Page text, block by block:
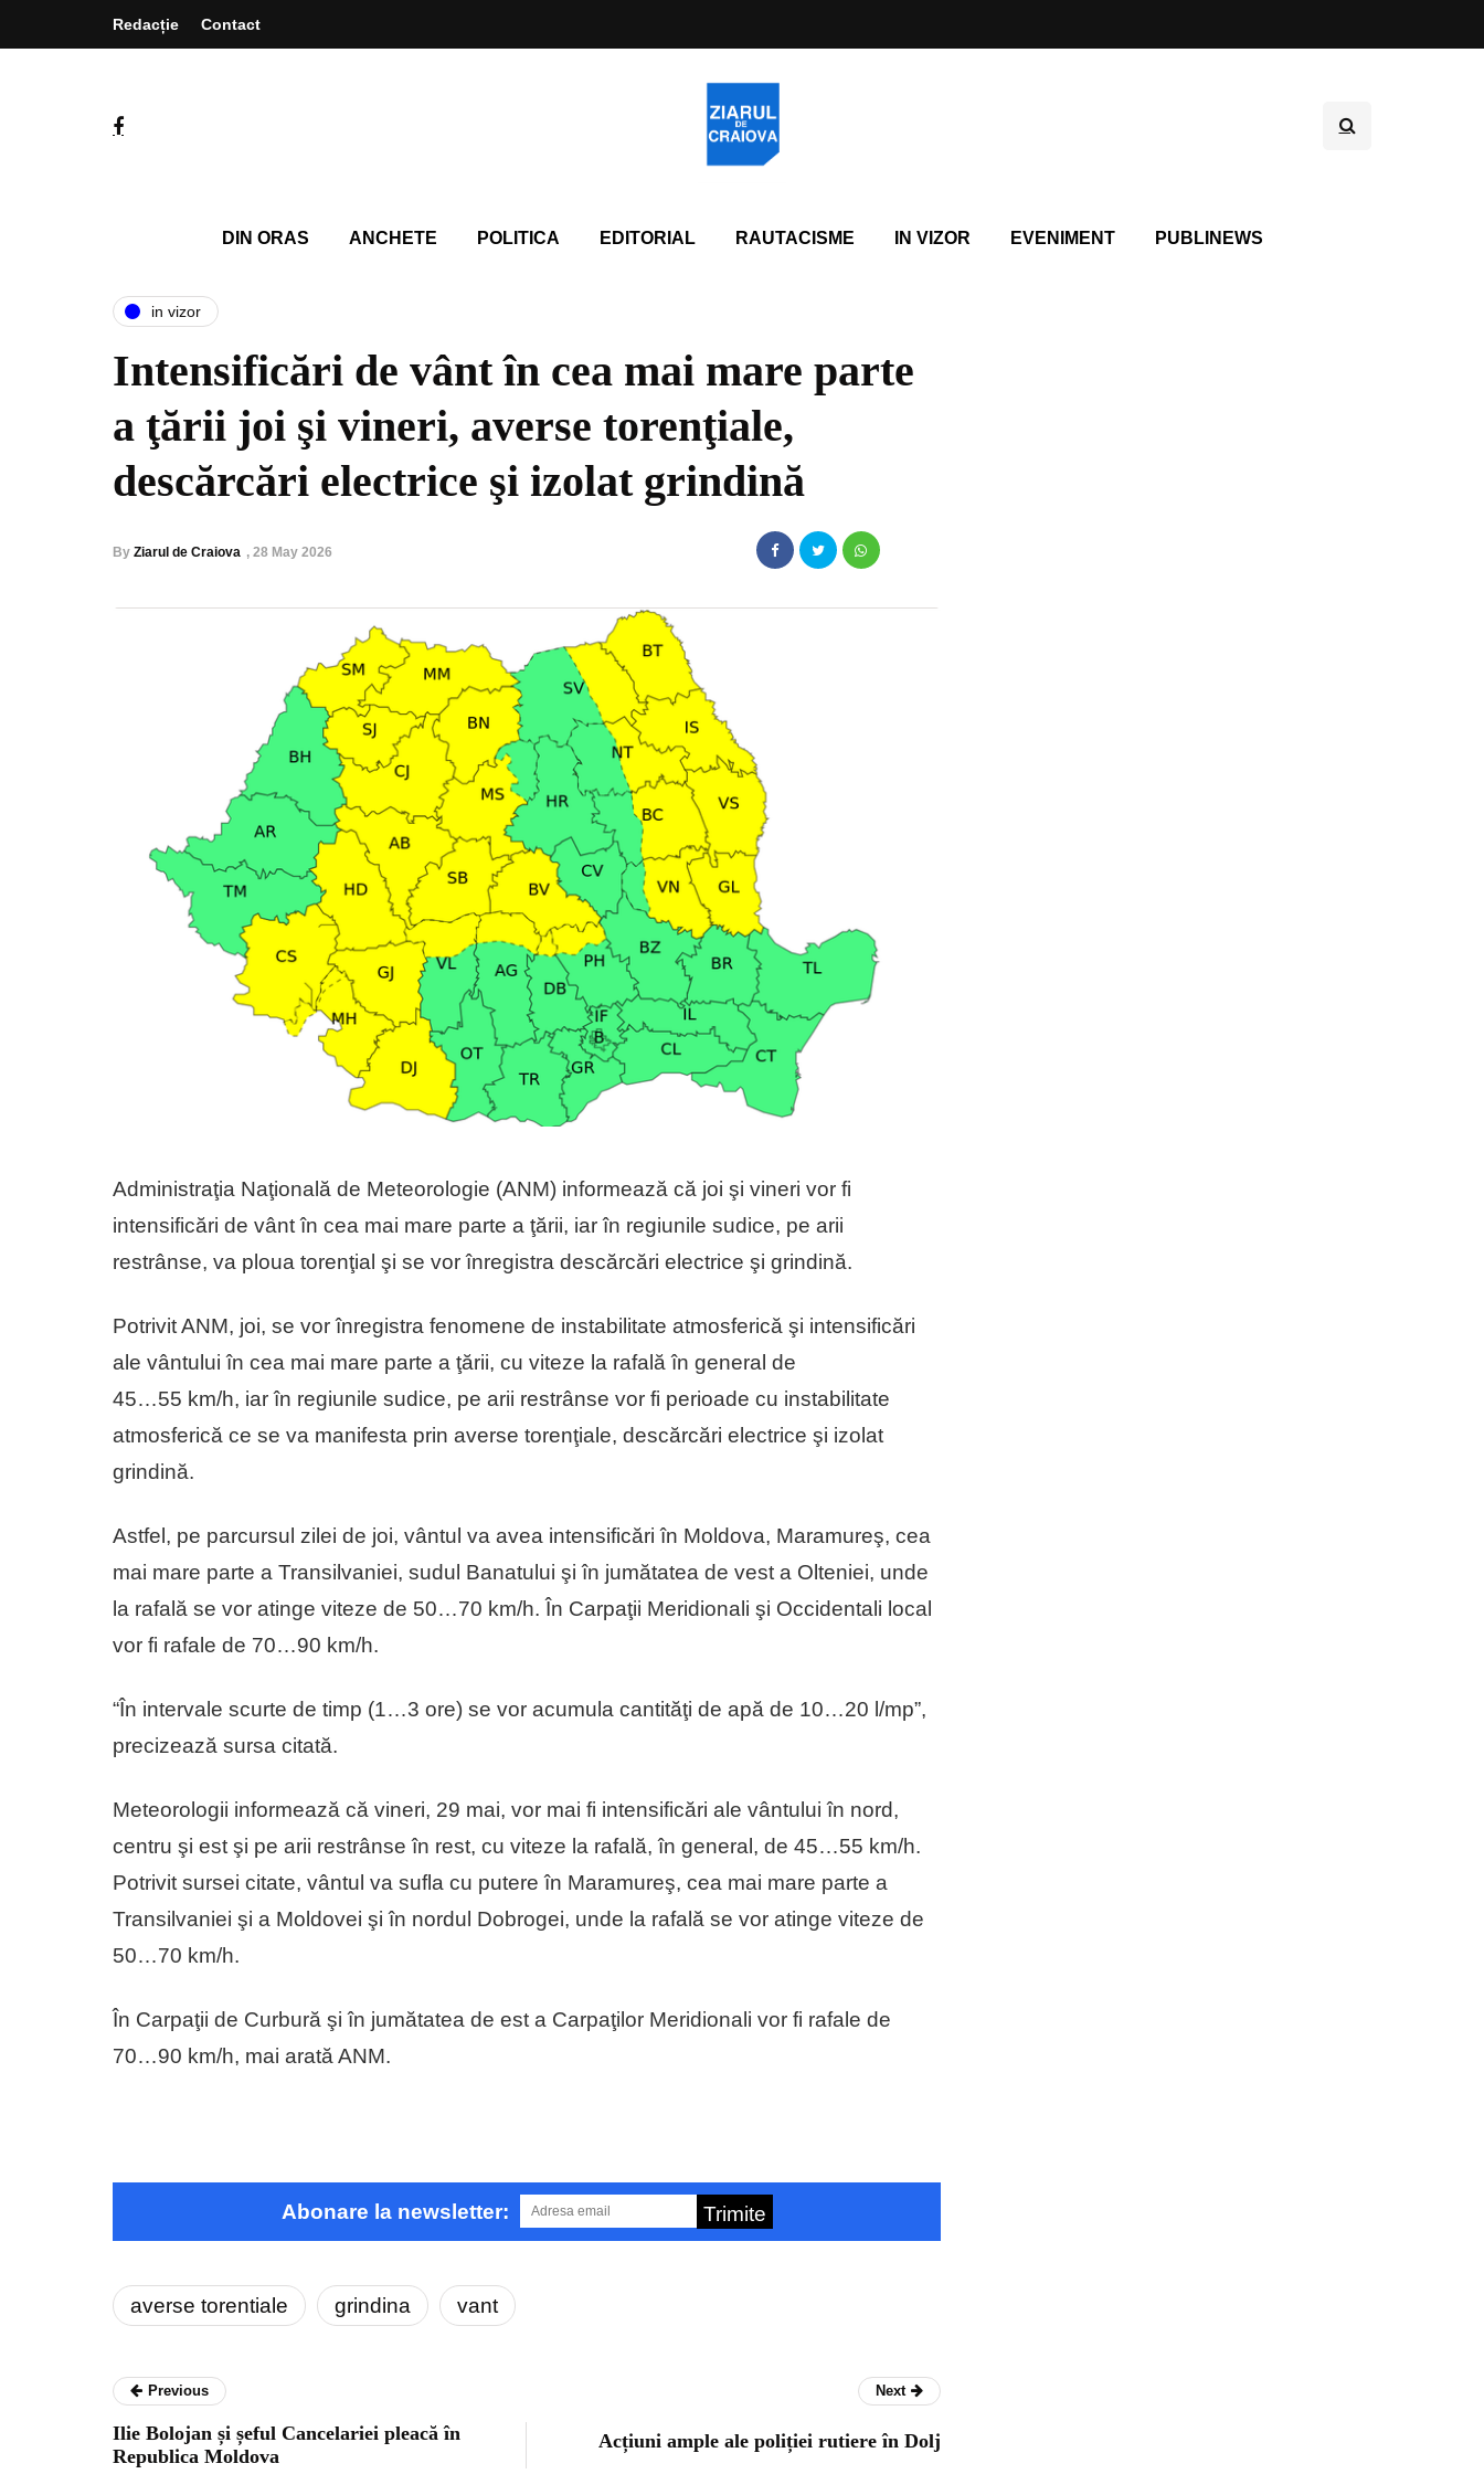
Redacție Contact
DIN ORAS ANCHETE POLITICA EDITORIAL RAUTACISME IN VIZOR EVENIMENT PUBLINEWS
in vizor
Intensificări de vânt în cea mai mare parte
a ţării joi şi vineri, averse torenţiale,
descărcări electrice şi izolat grindină
By Ziarul de Craiova , 28 May 2026
Administraţia Naţională de Meteorologie (ANM) informează că joi şi vineri vor fi
intensificări de vânt în cea mai mare parte a ţării, iar în regiunile sudice, pe arii
restrânse, va ploua torenţial şi se vor înregistra descărcări electrice şi grindină.
Potrivit ANM, joi, se vor înregistra fenomene de instabilitate atmosferică şi intensificări
ale vântului în cea mai mare parte a ţării, cu viteze la rafală în general de
45…55 km/h, iar în regiunile sudice, pe arii restrânse vor fi perioade cu instabilitate
atmosferică ce se va manifesta prin averse torenţiale, descărcări electrice şi izolat
grindină.
Astfel, pe parcursul zilei de joi, vântul va avea intensificări în Moldova, Maramureş, cea
mai mare parte a Transilvaniei, sudul Banatului şi în jumătatea de vest a Olteniei, unde
la rafală se vor atinge viteze de 50…70 km/h. În Carpaţii Meridionali şi Occidentali local
vor fi rafale de 70…90 km/h.
“În intervale scurte de timp (1…3 ore) se vor acumula cantităţi de apă de 10…20 l/mp”,
precizează sursa citată.
Meteorologii informează că vineri, 29 mai, vor mai fi intensificări ale vântului în nord,
centru şi est şi pe arii restrânse în rest, cu viteze la rafală, în general, de 45…55 km/h.
Potrivit sursei citate, vântul va sufla cu putere în Maramureş, cea mai mare parte a
Transilvaniei şi a Moldovei şi în nordul Dobrogei, unde la rafală se vor atinge viteze de
50…70 km/h.
În Carpaţii de Curbură şi în jumătatea de est a Carpaţilor Meridionali vor fi rafale de
70…90 km/h, mai arată ANM.
Abonare la newsletter: Trimite
averse torentiale grindina vant
Previous
Ilie Bolojan și șeful Cancelariei pleacă în
Republica Moldova
Next
Acțiuni ample ale poliției rutiere în Dolj